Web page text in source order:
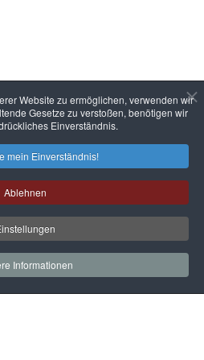
Website zu ermöglichen, verwenden wir
Gesetze zu verstoßen, benötigen wir
Einverständnis.
mein Einverständnis!
Ablehnen
Informationen